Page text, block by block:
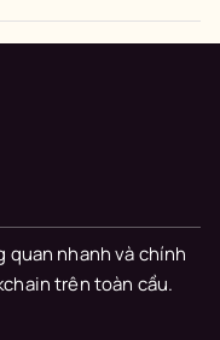
quan nhanh và chính
trên toàn cầu.